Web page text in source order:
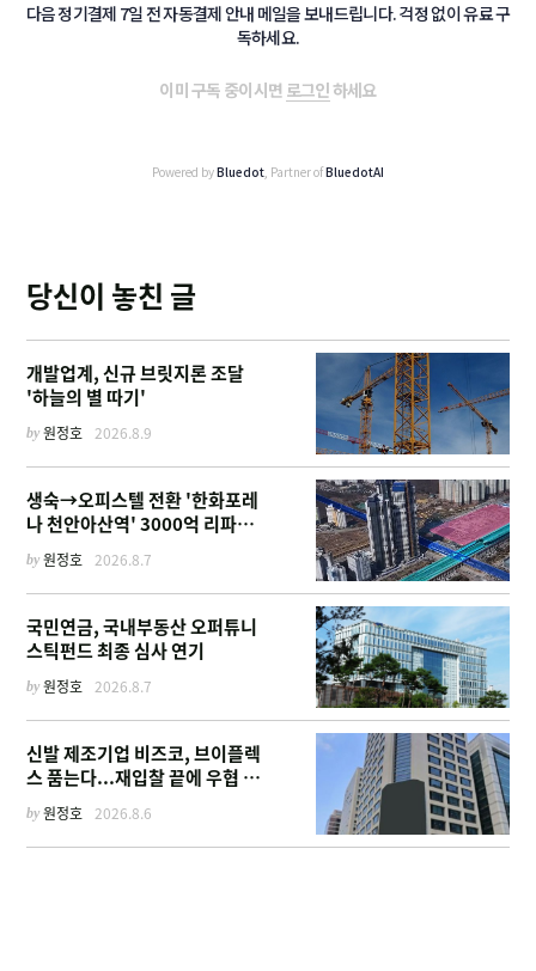
다음 정기결제 7일 전 자동결제 안내 메일을 보내드립니다. 걱정 없이 유료 구
독하세요.
이미 구독 중이시면 로그인하세요
Powered byBluedot, Partner ofBluedotAI
당신이 놓친 글
개발업계, 신규 브릿지론 조달
'하늘의 별 따기'
by원정호 2026.8.9
생숙→오피스텔 전환 '한화포레
나 천안아산역' 3000억 리파이
낸싱
by원정호 2026.8.7
국민연금, 국내부동산 오퍼튜니
스틱펀드 최종 심사 연기
by원정호 2026.8.7
신발 제조기업 비즈코, 브이플렉
스 품는다...재입찰 끝에 우협 선
by원정호 2026.8.6